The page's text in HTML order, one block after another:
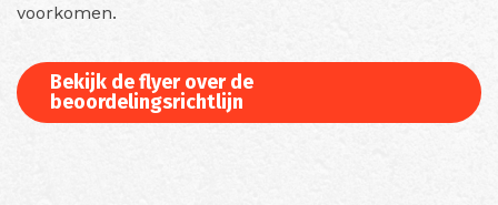
voorkomen.
Bekijk de flyer over de
beoordelingsrichtlijn